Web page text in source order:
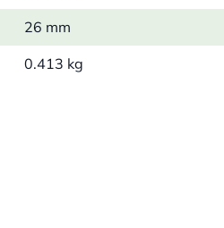
26 mm
0.413 kg